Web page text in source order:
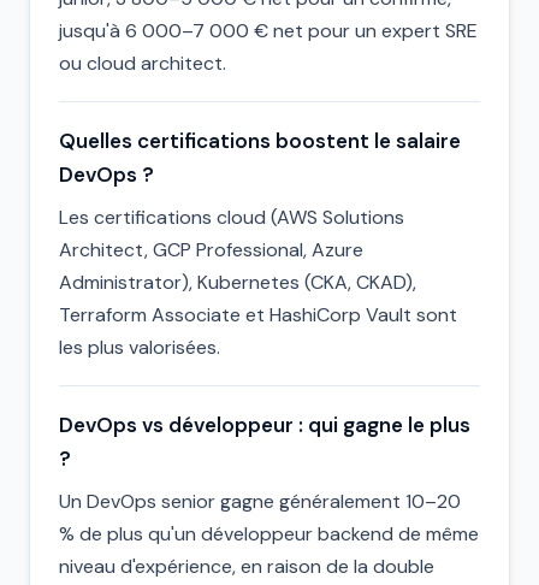
jusqu'à 6 000–7 000 € net pour un expert SRE
ou cloud architect.
Quelles certifications boostent le salaire
DevOps ?
Les certifications cloud (AWS Solutions
Architect, GCP Professional, Azure
Administrator), Kubernetes (CKA, CKAD),
Terraform Associate et HashiCorp Vault sont
les plus valorisées.
DevOps vs développeur : qui gagne le plus
?
Un DevOps senior gagne généralement 10–20
% de plus qu'un développeur backend de même
niveau d'expérience, en raison de la double